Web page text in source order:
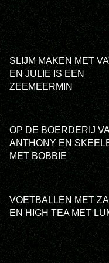
SLIJM MAKEN MET
EN JULIE IS EEN
ZEEMEERMIN
OP DE BOERDERIJ
ANTHONY EN
MET BOBBIE
VOETBALLEN MET
EN HIGH TEA MET